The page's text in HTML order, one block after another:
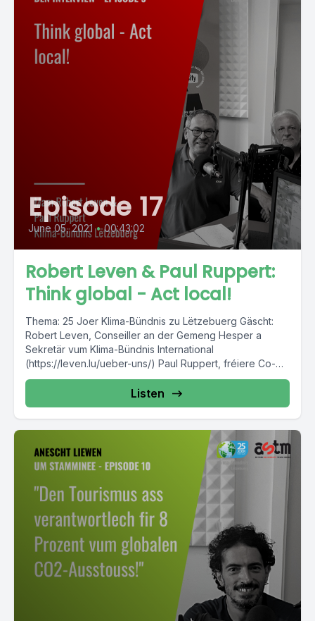
Episode 17
June 05, 2021 • 00:43:02
Robert Leven & Paul Ruppert:
Think global - Act local!
Thema: 25 Joer Klima-Bündnis zu Lëtzebuerg Gäscht:
Robert Leven, Conseiller an der Gemeng Hesper a
Sekretär vum Klima-Bündnis International
(https://leven.lu/ueber-uns/) Paul Ruppert, fréiere Co-
Coordinateur...
Listen